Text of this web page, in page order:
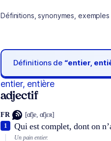
Définitions, synonymes, exemples
Définitions de “entier,
entier, entière
adjectif
FR [ɑ̃tje, ɑ̃tjɛʀ]
Qui est complet, dont on
1
Un pain entier.